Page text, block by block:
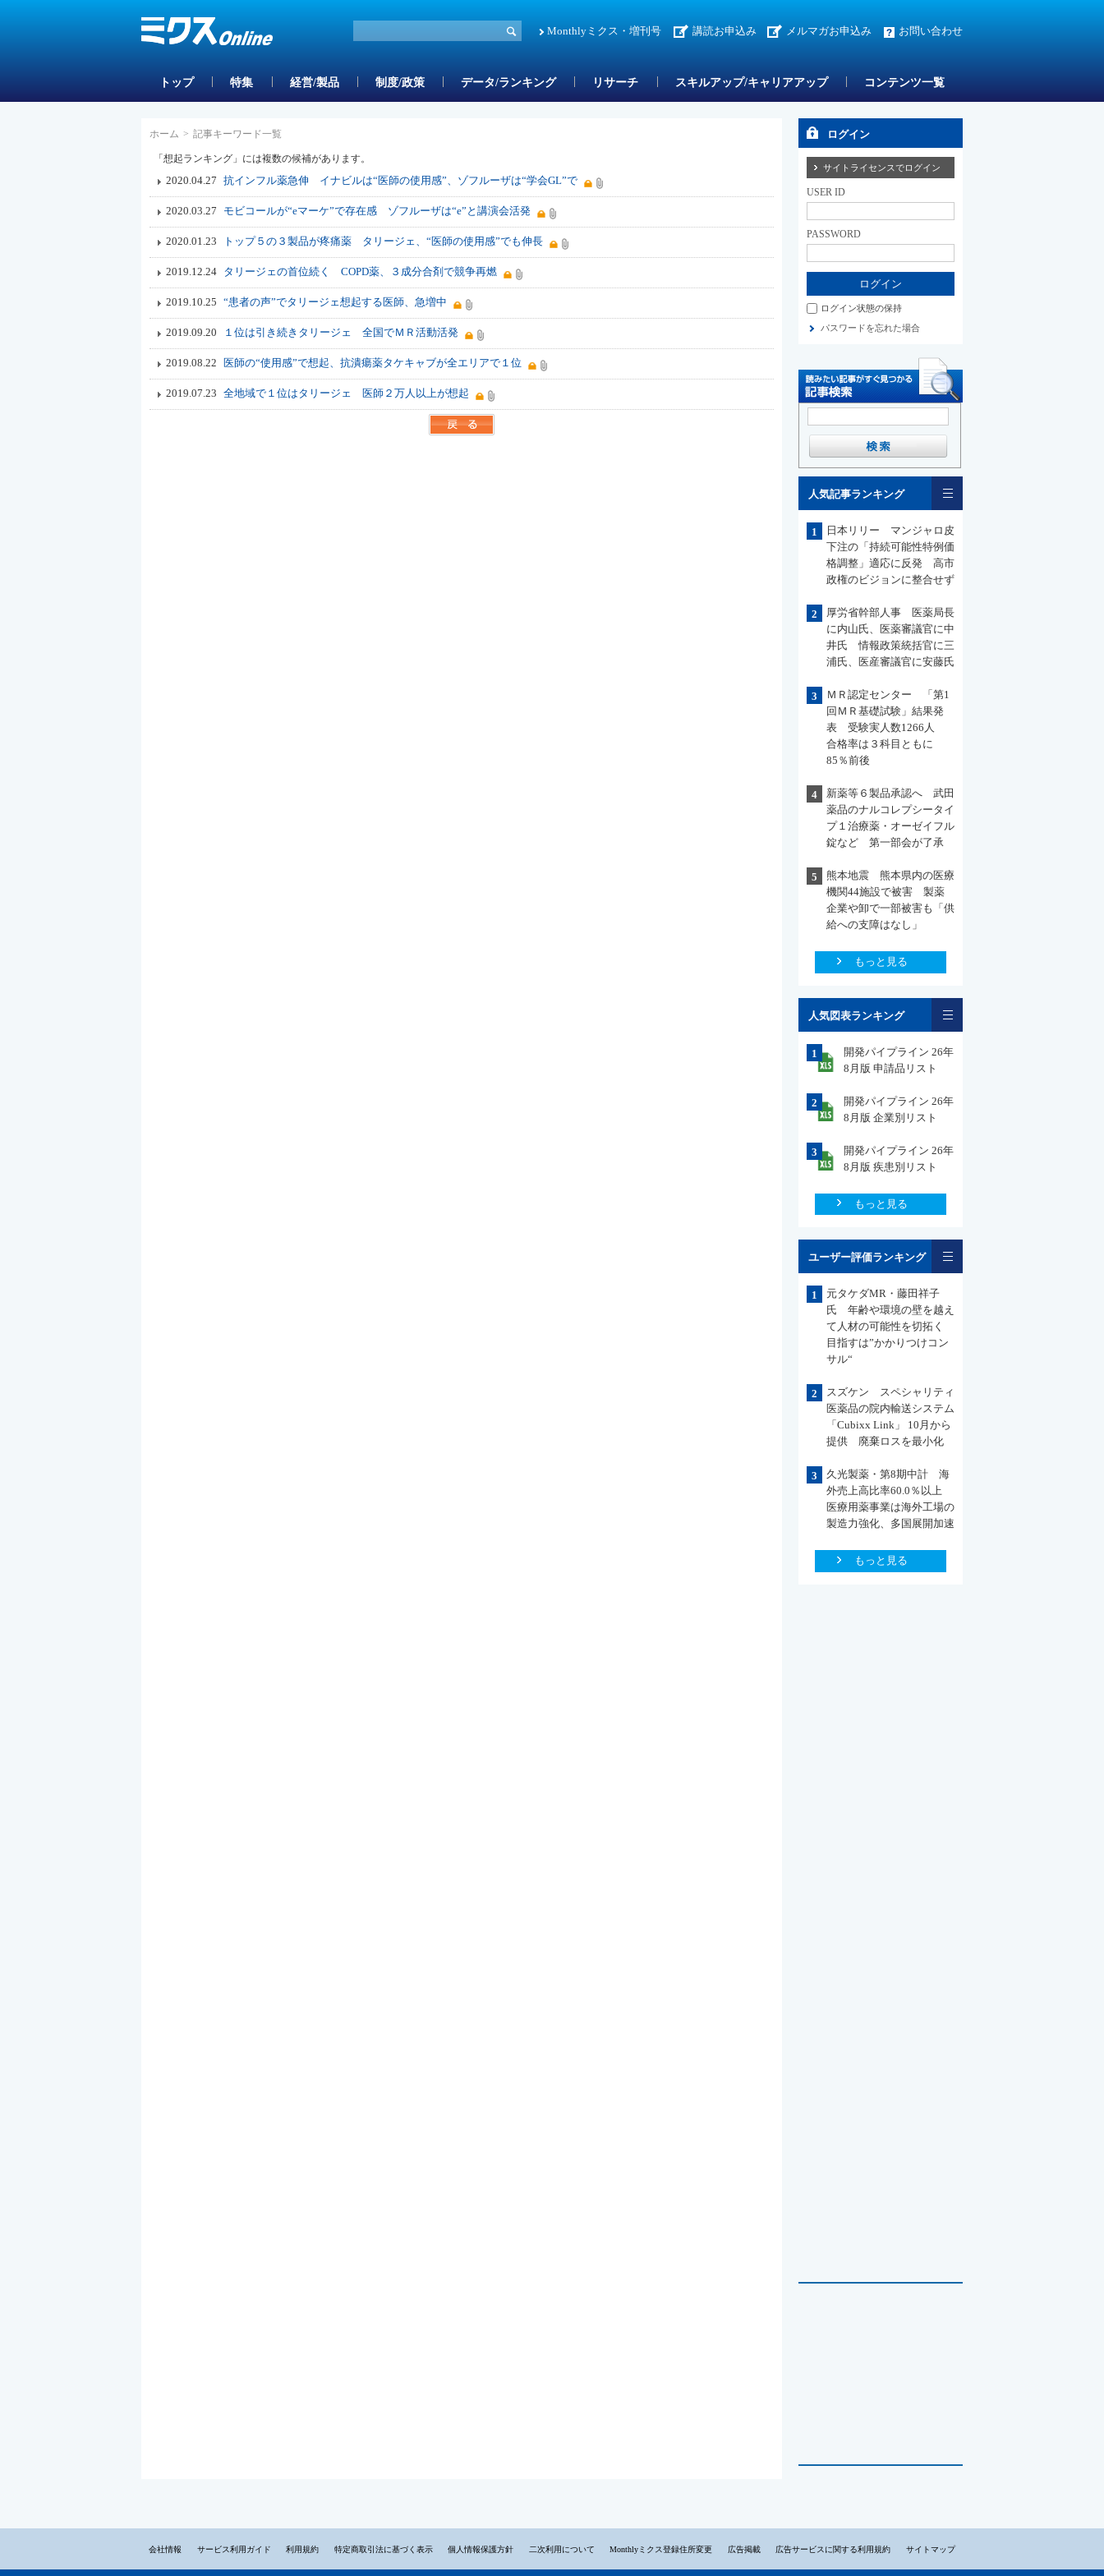
Monthlyミクス・増刊号 講読お申込み メルマガお申込み お問い合わせ
トップ 特集 経営/製品 制度/政策 データ/ランキング リサーチ スキルアップ/キャリアアップ コンテンツ一覧
ホーム > 記事キーワード一覧
「想起ランキング」には複数の候補があります。
2020.04.27 抗インフル薬急伸 イナビルは“医師の使用感”、ゾフルーザは“学会GL”で
2020.03.27 モビコールが“eマーケ”で存在感 ゾフルーザは“e”と講演会活発
2020.01.23 トップ５の３製品が疼痛薬 タリージェ、“医師の使用感”でも伸長
2019.12.24 タリージェの首位続く COPD薬、３成分合剤で競争再燃
2019.10.25 “患者の声”でタリージェ想起する医師、急増中
2019.09.20 １位は引き続きタリージェ 全国でＭＲ活動活発
2019.08.22 医師の“使用感”で想起、抗潰瘍薬タケキャブが全エリアで１位
2019.07.23 全地域で１位はタリージェ 医師２万人以上が想起
ログイン
サイトライセンスでログイン
USER ID
PASSWORD
ログイン状態の保持
パスワードを忘れた場合
人気記事ランキング
1
日本リリー マンジャロ皮
下注の「持続可能性特例価
格調整」適応に反発 高市
政権のビジョンに整合せず
2
厚労省幹部人事 医薬局長
に内山氏、医薬審議官に中
井氏 情報政策統括官に三
浦氏、医産審議官に安藤氏
3
ＭＲ認定センター 「第1
回ＭＲ基礎試験」結果発
表 受験実人数1266人
合格率は３科目ともに
85％前後
4
新薬等６製品承認へ 武田
薬品のナルコレプシータイ
プ１治療薬・オーゼイフル
錠など 第一部会が了承
5
熊本地震 熊本県内の医療
機関44施設で被害 製薬
企業や卸で一部被害も「供
給への支障はなし」
もっと見る
人気図表ランキング
1
開発パイプライン 26年
8月版 申請品リスト
2
開発パイプライン 26年
8月版 企業別リスト
3
開発パイプライン 26年
8月版 疾患別リスト
もっと見る
ユーザー評価ランキング
1
元タケダMR・藤田祥子
氏 年齢や環境の壁を越え
て人材の可能性を切拓く
目指すは”かかりつけコン
サル“
2
スズケン スペシャリティ
医薬品の院内輸送システム
「Cubixx Link」 10月から
提供 廃棄ロスを最小化
3
久光製薬・第8期中計 海
外売上高比率60.0％以上
医療用薬事業は海外工場の
製造力強化、多国展開加速
もっと見る
会社情報 サービス利用ガイド 利用規約 特定商取引法に基づく表示 個人情報保護方針 二次利用について Monthlyミクス登録住所変更 広告掲載 広告サービスに関する利用規約 サイトマップ